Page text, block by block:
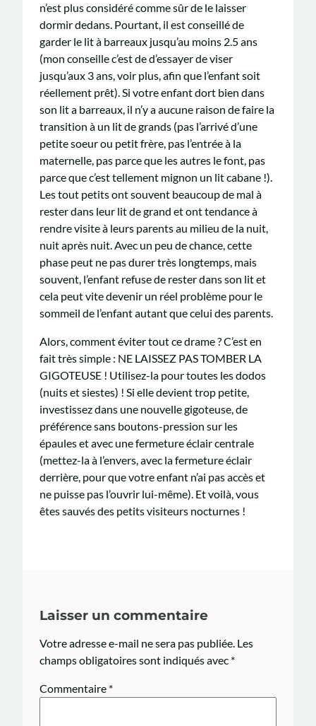
n’est plus considéré comme sûr de le laisser
dormir dedans. Pourtant, il est conseillé de
garder le lit à barreaux jusqu’au moins 2.5 ans
(mon conseille c’est de d’essayer de viser
jusqu’aux 3 ans, voir plus, afin que l’enfant soit
réellement prêt). Si votre enfant dort bien dans
son lit a barreaux, il n’y a aucune raison de faire la
transition à un lit de grands (pas l’arrivé d’une
petite soeur ou petit frère, pas l’entrée à la
maternelle, pas parce que les autres le font, pas
parce que c’est tellement mignon un lit cabane !).
Les tout petits ont souvent beaucoup de mal à
rester dans leur lit de grand et ont tendance à
rendre visite à leurs parents au milieu de la nuit,
nuit après nuit. Avec un peu de chance, cette
phase peut ne pas durer très longtemps, mais
souvent, l’enfant refuse de rester dans son lit et
cela peut vite devenir un réel problème pour le
sommeil de l’enfant autant que celui des parents.
Alors, comment éviter tout ce drame ? C’est en
fait très simple : NE LAISSEZ PAS TOMBER LA
GIGOTEUSE ! Utilisez-la pour toutes les dodos
(nuits et siestes) ! Si elle devient trop petite,
investissez dans une nouvelle gigoteuse, de
préférence sans boutons-pression sur les
épaules et avec une fermeture éclair centrale
(mettez-la à l’envers, avec la fermeture éclair
derrière, pour que votre enfant n’ai pas accès et
ne puisse pas l’ouvrir lui-même). Et voilà, vous
êtes sauvés des petits visiteurs nocturnes !
Laisser un commentaire
Votre adresse e-mail ne sera pas publiée. Les
champs obligatoires sont indiqués avec *
Commentaire *